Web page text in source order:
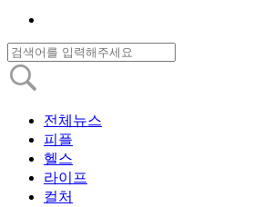
전체뉴스
피플
헬스
라이프
컬처